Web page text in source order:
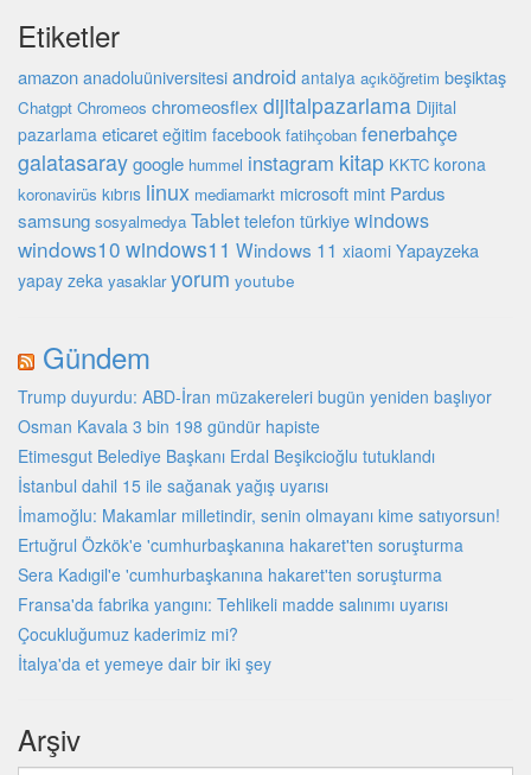
Etiketler
amazonanadoluüniversitesiandroid antalya açıköğretim beşiktaş
Chatgpt Chromeos chromeosflex dijitalpazarlama Dijital
pazarlama eticaret eğitim facebook fatihçoban fenerbahçe
galatasaraygoogle hummel instagram kitap KKTC korona
koronavirüs kıbrıs linux mediamarkt microsoft mint Pardus
samsung sosyalmedya Tablet telefon türkiyewindows
windows10 windows11 Windows 11 xiaomi Yapayzeka
yapay zeka yasaklar yorum youtube
Gündem
Trump duyurdu: ABD-İran müzakereleri bugün yeniden başlıyor
Osman Kavala 3 bin 198 gündür hapiste
Etimesgut Belediye Başkanı Erdal Beşikcioğlu tutuklandı
İstanbul dahil 15 ile sağanak yağış uyarısı
İmamoğlu: Makamlar milletindir, senin olmayanı kime satıyorsun!
Ertuğrul Özkök'e 'cumhurbaşkanına hakaret'ten soruşturma
Sera Kadıgil'e 'cumhurbaşkanına hakaret'ten soruşturma
Fransa'da fabrika yangını: Tehlikeli madde salınımı uyarısı
Çocukluğumuz kaderimiz mi?
İtalya'da et yemeye dair bir iki şey
Arşiv